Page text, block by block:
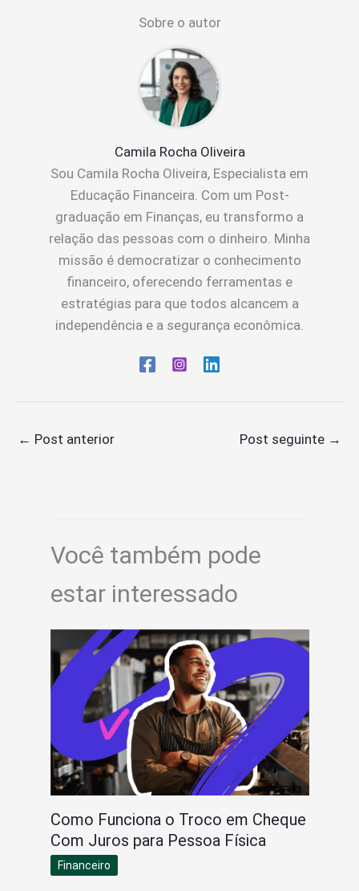
Sobre o autor
Camila Rocha Oliveira
Sou Camila Rocha Oliveira, Especialista em
Educação Financeira. Com um Post-
graduação em Finanças, eu transformo a
relação das pessoas com o dinheiro. Minha
missão é democratizar o conhecimento
financeiro, oferecendo ferramentas e
estratégias para que todos alcancem a
independência e a segurança econômica.
← Post anterior Post seguinte →
Você também pode
estar interessado
Como Funciona o Troco em Cheque
Com Juros para Pessoa Física
Financeiro